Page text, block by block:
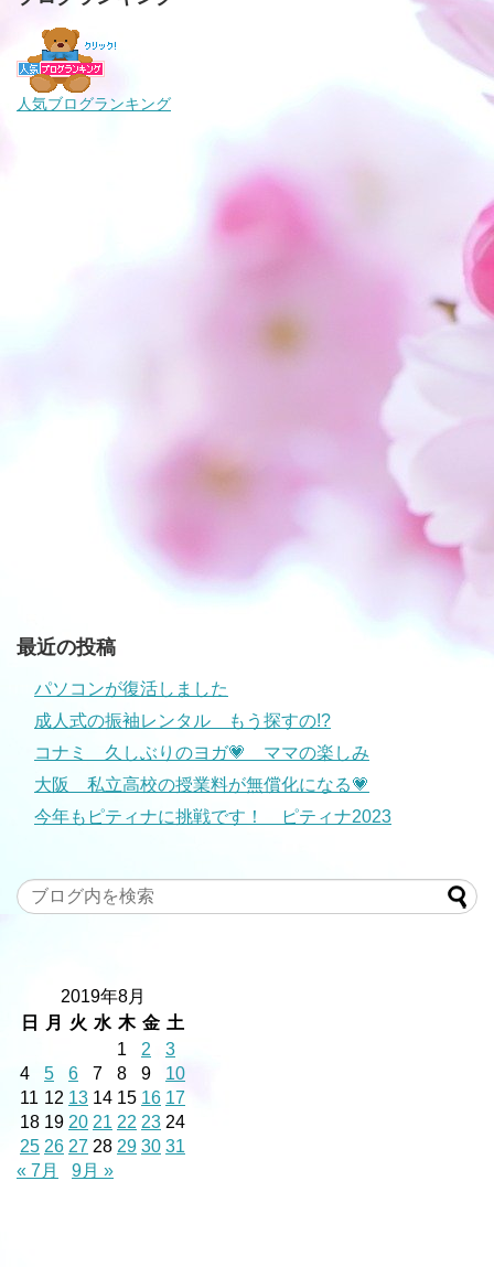
人気ブログランキング
最近の投稿
パソコンが復活しました
成人式の振袖レンタル もう探すの!?
コナミ 久しぶりのヨガ💗 ママの楽しみ
大阪 私立高校の授業料が無償化になる💗
今年もピティナに挑戦です！ ピティナ2023
2019年8月
日
月 火 水 木 金 土
1
2
3
4
5 6 7 8 9
10
11 12 13 14 15 16 17
18 19 20 21 22 23 24
25 26 27 28 29 30 31
« 7月
9月 »